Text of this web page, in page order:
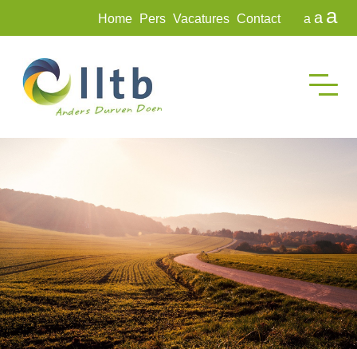
Home Pers Vacatures Contact a a a